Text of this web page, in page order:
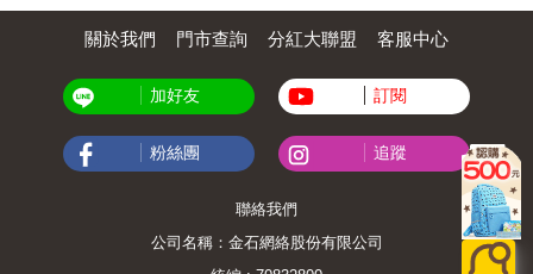
關於我們 門市查詢 分紅大聯盟 客服中心
加好友 訂閱
粉絲團 追蹤
聯絡我們
公司名稱：金石網絡股份有限公司